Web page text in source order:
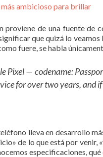
ambicioso para brillar
de una fuente de
que quizá lo
fuere, se habla
Pixel — codename:
for over two years, and
lleva en desarrollo
de lo que está por
especificaciones, qué